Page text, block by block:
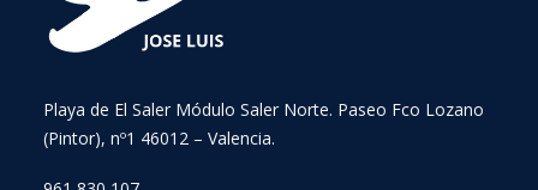
Playa de El Saler Módulo Saler Norte. Paseo Fco Lozano
(Pintor), nº1 46012 – Valencia.